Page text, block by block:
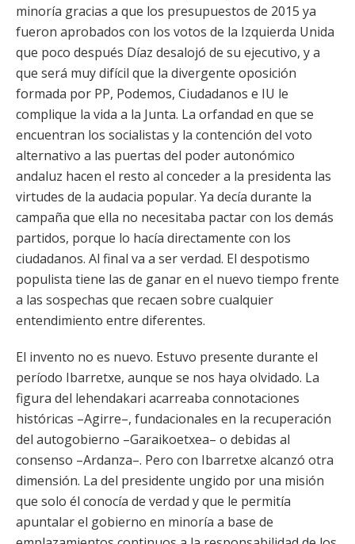
minoría gracias a que los presupuestos de 2015 ya
fueron aprobados con los votos de la Izquierda Unida
que poco después Díaz desalojó de su ejecutivo, y a
que será muy difícil que la divergente oposición
formada por PP, Podemos, Ciudadanos e IU le
complique la vida a la Junta. La orfandad en que se
encuentran los socialistas y la contención del voto
alternativo a las puertas del poder autonómico
andaluz hacen el resto al conceder a la presidenta las
virtudes de la audacia popular. Ya decía durante la
campaña que ella no necesitaba pactar con los demás
partidos, porque lo hacía directamente con los
ciudadanos. Al final va a ser verdad. El despotismo
populista tiene las de ganar en el nuevo tiempo frente
a las sospechas que recaen sobre cualquier
entendimiento entre diferentes.
El invento no es nuevo. Estuvo presente durante el
período Ibarretxe, aunque se nos haya olvidado. La
figura del lehendakari acarreaba connotaciones
históricas –Agirre–, fundacionales en la recuperación
del autogobierno –Garaikoetxea– o debidas al
consenso –Ardanza–. Pero con Ibarretxe alcanzó otra
dimensión. La del presidente ungido por una misión
que solo él conocía de verdad y que le permitía
apuntalar el gobierno en minoría a base de